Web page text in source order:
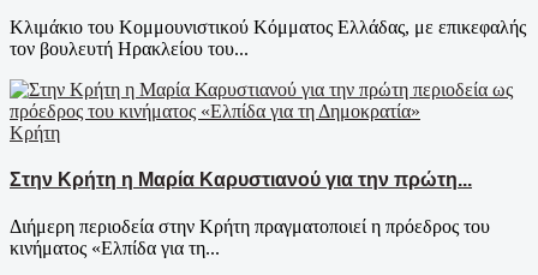
Κλιμάκιο του Κομμουνιστικού Κόμματος Ελλάδας, με επικεφαλής
τον βουλευτή Ηρακλείου του...
Κρήτη
Στην Κρήτη η Μαρία Καρυστιανού για την πρώτη...
Διήμερη περιοδεία στην Κρήτη πραγματοποιεί η πρόεδρος του
κινήματος «Ελπίδα για τη...